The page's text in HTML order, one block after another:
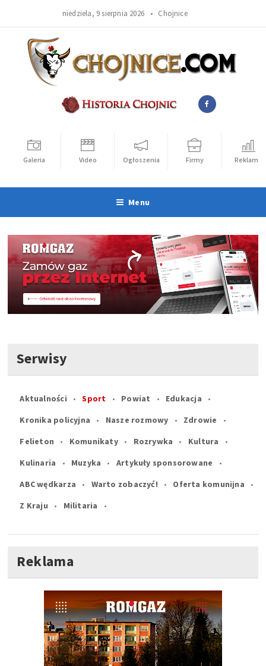
niedziela, 9 sierpnia 2026 • Chojnice
Galeria Video Ogłoszenia Firmy Reklama
Menu
Serwisy
Aktualności Sport Powiat
Edukacja
Kronika policyjna
Nasze rozmowy
Zdrowie
Felieton
Komunikaty Rozrywka
Kultura
Kulinaria
Muzyka
Artykuły sponsorowane
ABC wędkarza
Warto zobaczyć!
Oferta komunijna
Z Kraju
Militaria
Reklama